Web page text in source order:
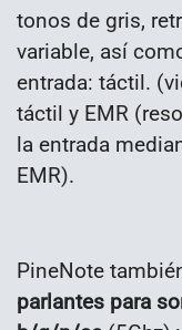
tonos de gris,
variable, así
entrada: táctil.
táctil y EMR
la entrada
EMR).
PineNote
parlantes para